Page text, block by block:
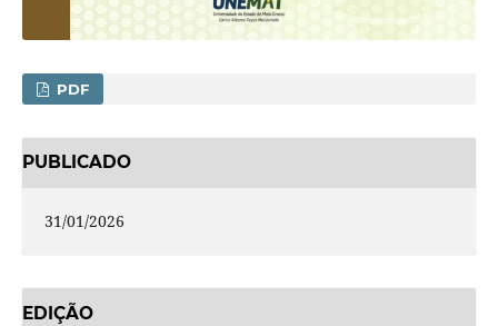
PDF
PUBLICADO
31/01/2026
EDIÇÃO